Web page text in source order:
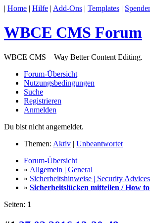
| Home | Hilfe | Add-Ons | Templates |
WBCE CMS Forum
WBCE CMS – Way Better Content Editing.
Forum-Übersicht
Nutzungsbedingungen
Suche
Registrieren
Anmelden
Du bist nicht angemeldet.
Themen: Aktiv | Unbeantwortet
Forum-Übersicht
» Allgemein | General
» Sicherheitshinweise | Security Advices
» Sicherheitslücken mitteilen / How
Seiten: 1